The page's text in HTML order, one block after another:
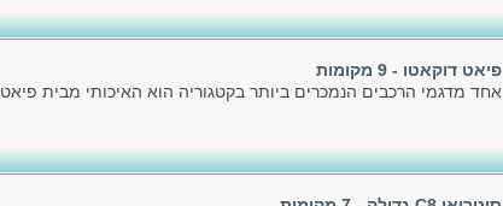
פיאט דוקאטו - 9 מקומות
אחד מדגמי הרכבים הנמכרים ביותר בקטגוריה הוא האיכותי מבית פיאט.